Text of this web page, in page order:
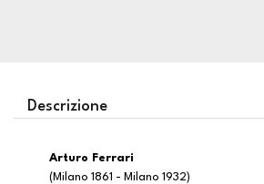
Descrizione
Arturo Ferrari
(Milano 1861 - Milano 1932)